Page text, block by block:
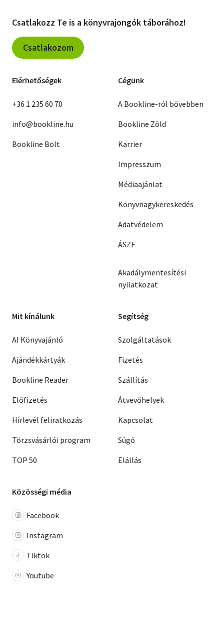
Csatlakozz Te is a könyvrajongók táborához!
Csatlakozom
Elérhetőségek
+36 1 235 60 70
info@bookline.hu
Bookline Bolt
Cégünk
A Bookline-ról bővebben
Bookline Zöld
Karrier
Impresszum
Médiaajánlat
Könyvnagykereskedés
Adatvédelem
ÁSZF
Akadálymentesítési
nyilatkozat
Mit kínálunk
AI Könyvajánló
Ajándékkártyák
Bookline Reader
Előfizetés
Hírlevél feliratkozás
Törzsvásárlói program
TOP 50
Segítség
Szolgáltatások
Fizetés
Szállítás
Átvevőhelyek
Kapcsolat
Súgó
Elállás
Közösségi média
Facebook
Instagram
Tiktok
Youtube